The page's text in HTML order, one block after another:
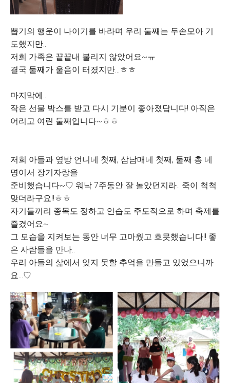
뽑기의 행운이 나이기를 바라며 우리 둘째는 두손모아 기
도했지만..
저희 가족은 끝끝내 불리지 않았어요~ㅠ
결국 둘째가 울음이 터졌지만...ㅎㅎ
마지막에..
작은 선물 박스를 받고 다시 기분이 좋아졌답니다! 아직은
어리고 여린 둘째입니다~ㅎㅎ
저희 아들과 옆방 언니네 첫째, 삼남매네 첫째, 둘째 총 네
명이서 장기자랑을
준비했습니다~♡ 워낙 7주동안 잘 놀았던지라.. 죽이 척척
맞더라구요!!ㅎㅎ
자기들끼리 종목도 정하고 연습도 주도적으로 하며 축제를
즐겼어요~
그 모습을 지켜보는 동안 너무 고마웠고 흐믓했습니다!! 좋
은 사람들을 만나..
우리 아들의 삶에서 잊지 못할 추억을 만들고 있었으니까
요...♡